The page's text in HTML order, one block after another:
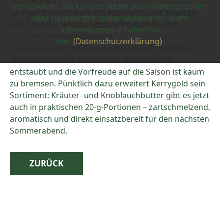
von Cookies. Sie können dieser auch widersprechen
oder sie jederzeit später widerrufen. Mehr
Informationen erhalten Sie
hier (Datenschutzerklärung).
Kerrygold macht die Grillsaison komplett: Kräuter-
und Knoblauchbutter jetzt im Portionsformat
Pressemitteilung Portionen
Die ersten warmen Abende locken auf den Balkon,
entstaubt und die Vorfreude auf die Saison ist kaum
zu bremsen. Pünktlich dazu erweitert Kerrygold sein
Sortiment: Kräuter- und Knoblauchbutter gibt es jetzt
auch in praktischen 20-g-Portionen – zartschmelzend,
aromatisch und direkt einsatzbereit für den nächsten
Sommerabend.
ZURÜCK